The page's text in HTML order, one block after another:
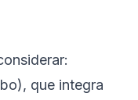
que integra